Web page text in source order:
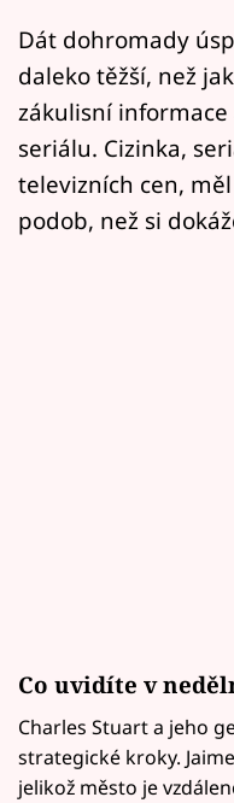
Mámy sobě
Přihlášení
Sledujte nás
Dát dohromady
daleko těžší, než
zákulisní
seriálu. Cizinka,
televizních cen,
podob, než si
Co uvidíte v
Charles Stuart a jeho
strategické kroky.
jelikož město je